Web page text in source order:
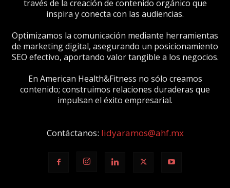
través de la creación de contenido orgánico que
inspira y conecta con las audiencias.
Optimizamos la comunicación mediante herramientas
de marketing digital, asegurando un posicionamiento
SEO efectivo, aportando valor tangible a los negocios.
En American Health&Fitness no sólo creamos
contenido; construimos relaciones duraderas que
impulsan el éxito empresarial.
Contáctanos: lidyaramos@ahf.mx